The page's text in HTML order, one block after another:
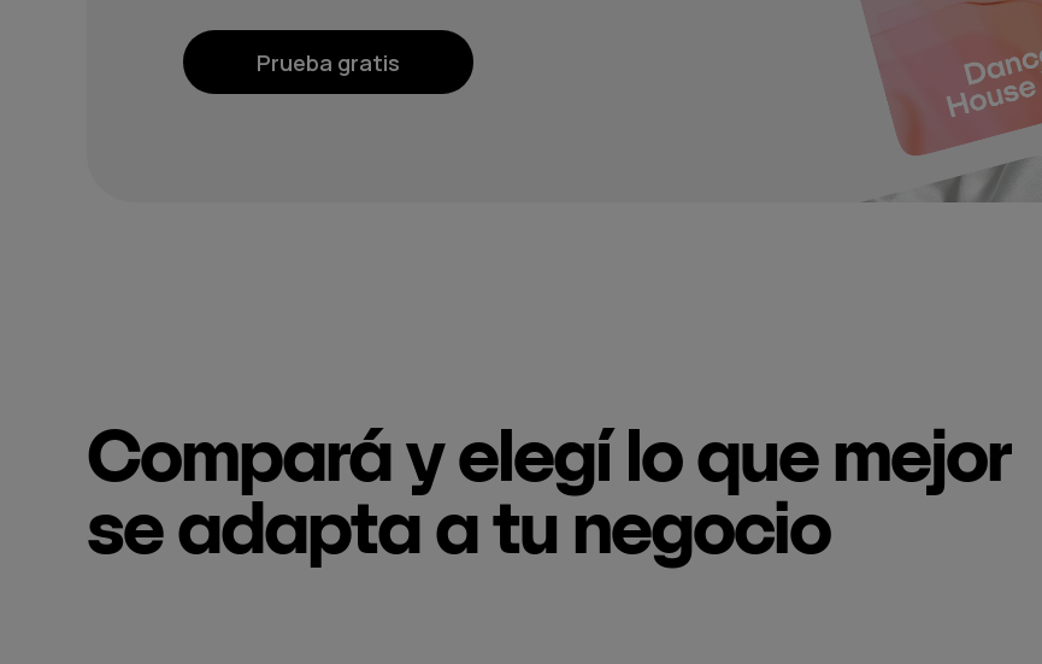
Prueba gratis
Compará y elegí lo que mejor
se adapta a tu negocio